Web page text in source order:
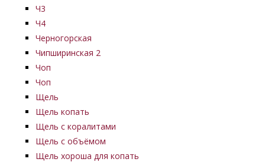
Ч3
Ч4
Черногорская
Чипширинская 2
Чоп
Чоп
Щель
Щель копать
Щель с коралитами
Щель с объёмом
Щель хороша для копать